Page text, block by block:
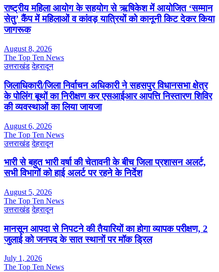
राष्ट्रीय महिला आयोग के सहयोग से ऋषिकेश में आयोजित ‘सम्मान
सेतु’ कैंप में महिलाओं व कांवड़ यात्रियों को कानूनी किट देकर किया
जागरूक
August 8, 2026
The Top Ten News
उत्तराखंड देहरादून
जिलाधिकारी/जिला निर्वाचन अधिकारी ने सहसपुर विधानसभा क्षेत्र
के पोलिंग बूथों का निरीक्षण कर एसआईआर आपत्ति निस्तारण शिविर
की व्यवस्थाओं का लिया जायजा
August 6, 2026
The Top Ten News
उत्तराखंड देहरादून
भारी से बहुत भारी वर्षा की चेतावनी के बीच जिला प्रशासन अलर्ट,
सभी विभागों को हाई अलर्ट पर रहने के निर्देश
August 5, 2026
The Top Ten News
उत्तराखंड देहरादून
मानसून आपदा से निपटने की तैयारियों का होगा व्यापक परीक्षण, 2
जुलाई को जनपद के सात स्थानों पर मॉक ड्रिल
July 1, 2026
The Top Ten News